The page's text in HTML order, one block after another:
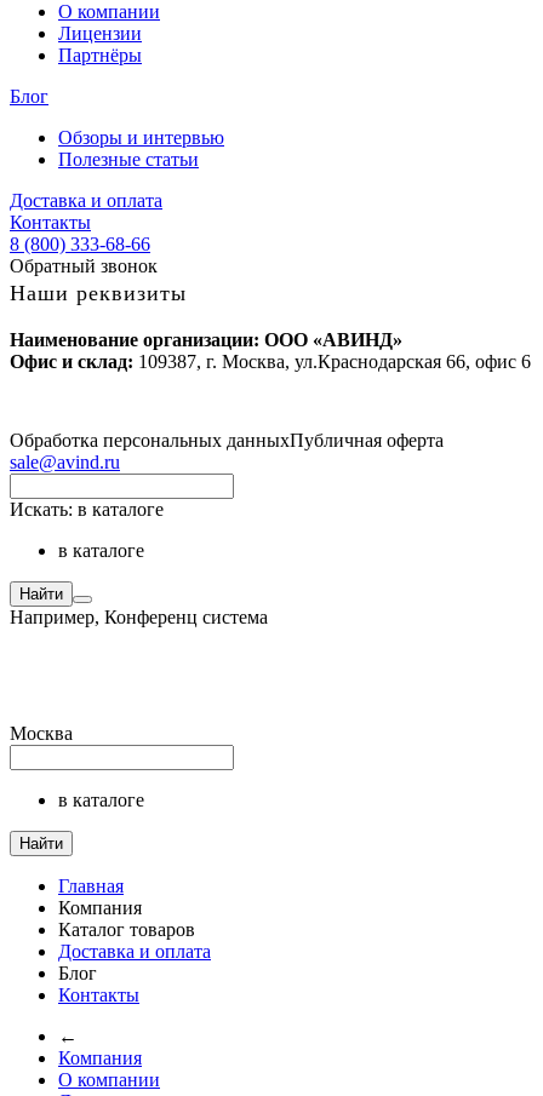
О компании
Лицензии
Партнёры
Блог
Обзоры и интервью
Полезные статьи
Доставка и оплата
Контакты
8 (800) 333-68-66
Обратный звонок
Наши реквизиты
Наименование организации: ООО «АВИНД»
Офис и склад: 109387, г. Москва, ул.Краснодарская 66, офис 6
Обработка персональных данныхПубличная оферта
sale@avind.ru
Искать: в каталоге
в каталоге
Найти
Например, Конференц система
Москва
в каталоге
Найти
Главная
Компания
Каталог товаров
Доставка и оплата
Блог
Контакты
←
Компания
О компании